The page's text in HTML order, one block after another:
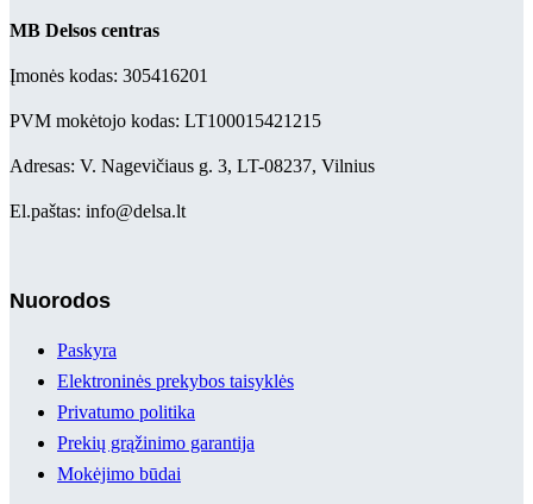
MB Delsos centras
Įmonės kodas: 305416201
PVM mokėtojo kodas: LT100015421215
Adresas: V. Nagevičiaus g. 3, LT-08237, Vilnius
El.paštas: info@delsa.lt
Nuorodos
Paskyra
Elektroninės prekybos taisyklės
Privatumo politika
Prekių grąžinimo garantija
Mokėjimo būdai